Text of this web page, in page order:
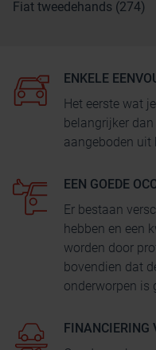
Fiat tweedehands (274)
ENKELE
Het eerste wat
belangrijker
aangeboden uit
EEN GOEDE
Er bestaan
hebben en een
worden door
bovendien dat
onderworpen is
FINANCIERING